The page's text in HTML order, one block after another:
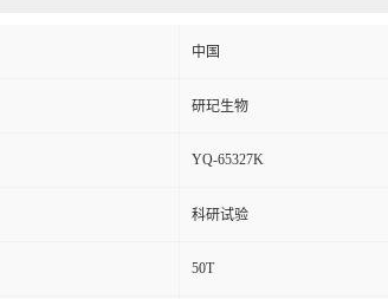
中国
研玘生物
YQ-65327K
科研试验
50T